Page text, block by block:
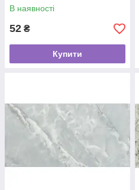
В наявності
52 ₴
Купити